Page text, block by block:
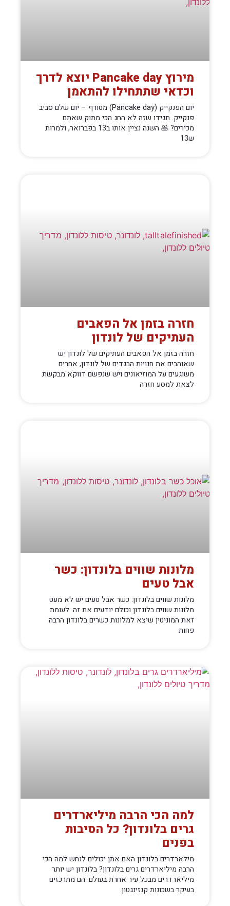
מירוץ Pancake day יוצא לדרך
וכדאי שתתחילו להתאמן
יום הפנקייק (Pancake day) מטורף – יום שלם סביב
פנקייק. תגידו שזה לא החג הכי מתוק שאתם
מכירים? 🥞 השנה נציין אותו ב13 בפברואר, ולמרות
ש13
חזרה בזמן אל הפאבים
העתיקים של לונדון
חזרה בזמן אל הפאבים העתיקים של לונדון יש
שאוהבים את חנויות הבגדים של לונדון, אחרים
משוגעים על המוזיאונים ויש שנפשם דווקא מבקשת
לצאת למסע חזרה
מלונות שווים בלונדון: כשר
אבל טעים
מלונות שווים בלונדון: כשר אבל טעים יש לא מעט
מלונות שווים בלונדון וכולם יודעים את זה. לעומת
זאת המוניטין שיצא למלונות כשרים בלונדון הרבה
פחות
למה הכי הרבה מיליארדרים
גרים בלונדון? כל הסיבות
בפנים
מילארדרים בלונדון האם אתן יכולים לנחש למה הכי
הרבה מיליארדרים גרים בלונדון? בלונדון יש יותר
מיליארדרים מבכל עיר אחרת בעולם. הם מתרכזים
בעיקר בשכונות קנזינגטון